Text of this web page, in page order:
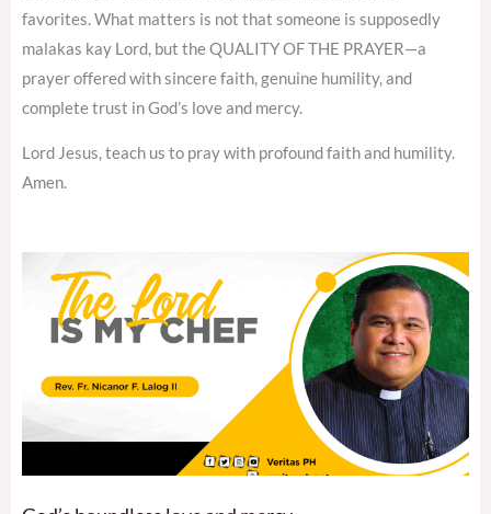
favorites. What matters is not that someone is supposedly
malakas kay Lord, but the QUALITY OF THE PRAYER—a
prayer offered with sincere faith, genuine humility, and
complete trust in God’s love and mercy.
Lord Jesus, teach us to pray with profound faith and humility.
Amen.